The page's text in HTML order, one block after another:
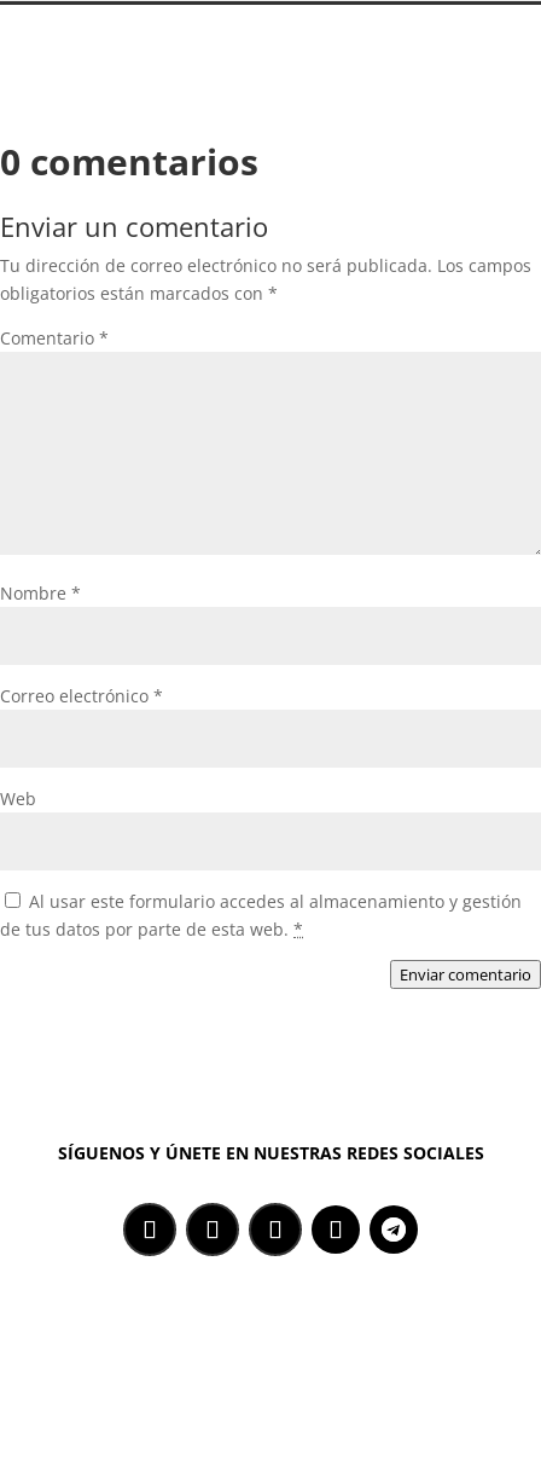
0 comentarios
Enviar un comentario
Tu dirección de correo electrónico no será publicada. Los campos
obligatorios están marcados con *
Comentario *
Nombre *
Correo electrónico *
Web
Al usar este formulario accedes al almacenamiento y gestión
de tus datos por parte de esta web. *
Enviar comentario
SÍGUENOS Y ÚNETE EN NUESTRAS REDES SOCIALES